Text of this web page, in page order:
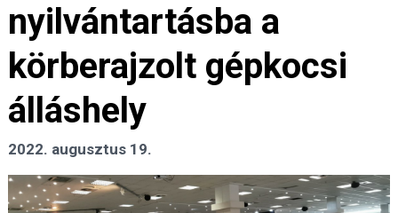
nyilvántartásba a
körberajzolt gépkocsi
álláshely
2022. augusztus 19.